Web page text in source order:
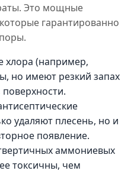
Это мощные
гарантированно
хлора (например,
но имеют резкий запах
удаляют плесень, но и
появление.
аммониевых
токсичны, чем